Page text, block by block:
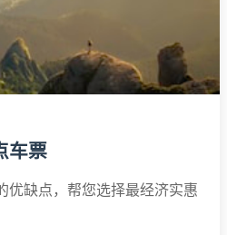
车票
优缺点，帮您选择最经济实惠